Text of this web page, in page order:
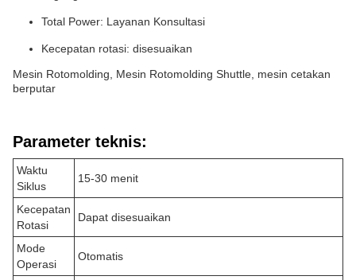
Total Power: Layanan Konsultasi
Kecepatan rotasi: disesuaikan
Mesin Rotomolding, Mesin Rotomolding Shuttle, mesin cetakan
berputar
Parameter teknis:
Waktu
Siklus
15-30 menit
Kecepatan
Rotasi
Dapat disesuaikan
Mode
Operasi
Otomatis